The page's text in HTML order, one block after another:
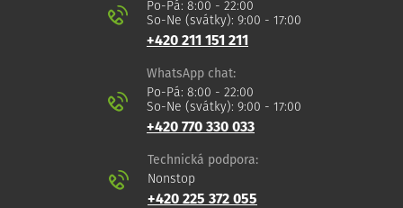
Po-Pá: 8:00 - 22:00
So-Ne (svátky): 9:00 - 17:00
+420 211 151 211
WhatsApp chat:
Po-Pá: 8:00 - 22:00
So-Ne (svátky): 9:00 - 17:00
+420 770 330 033
Technická podpora:
Nonstop
+420 225 372 055